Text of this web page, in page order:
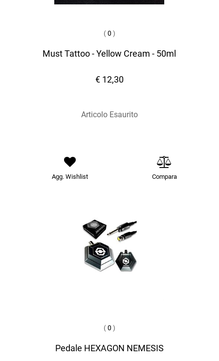
(0 )
Must Tattoo - Yellow Cream - 50ml
€ 12,30
Articolo Esaurito
Agg. Wishlist Compara
(0 )
Pedale HEXAGON NEMESIS